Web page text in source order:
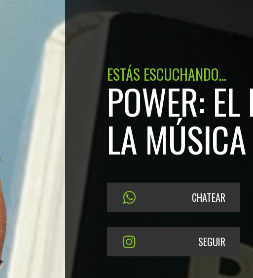
ESTÁS ESCUCHANDO...
POWER:
LA MÚSICA
CHATEAR
SEGUIR